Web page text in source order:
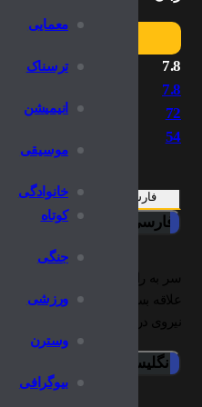
معمایی
ترسناک
انیمیشن
موسیقی
خانوادگی
کوتاه
جنگی
ورزشی
وسترن
بیوگرافی
7.8
7.8
72
54
فارسی انگلیسی
فارسی
سر به راه باش، فیلمی درام به
علاقه بسیار زیادی به موسیقی
نیروی دریائی در آلمان می‌نویسد…
انگلیسی